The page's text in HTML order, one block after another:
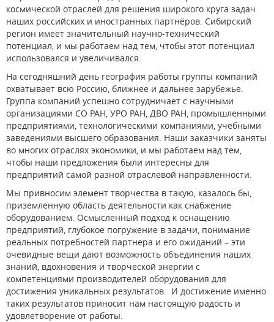
космической отраслей для решения широкого круга задач
наших российских и иностранных партнёров. Сибирский
регион имеет значительный научно-технический
потенциал, и мы работаем над тем, чтобы этот потенциал
использовался и увеличивался.
На сегодняшний день география работы группы компаний
охватывает всю Россию, ближнее и дальнее зарубежье.
Группа компаний успешно сотрудничает с научными
организациями СО РАН, УРО РАН, ДВО РАН, промышленными
предприятиями, технологическими компаниями, учебными
заведениями высшего образования. Наши заказчики заняты
во многих отраслях экономики, и мы работаем над тем,
чтобы наши предложения были интересны для
предприятий самой разной отраслевой направленности.
Мы привносим элемент творчества в такую, казалось бы,
приземленную область деятельности как снабжение
оборудованием. Осмысленный подход к оснащению
предприятий, глубокое погружение в задачи, понимание
реальных потребностей партнера и его ожиданий – эти
очевидные вещи дают возможность объединения наших
знаний, вдохновения и творческой энергии с
компетенциями производителей оборудования для
достижения уникальных результатов. И достижение именно
таких результатов приносит нам настоящую радость и
удовлетворение от работы.